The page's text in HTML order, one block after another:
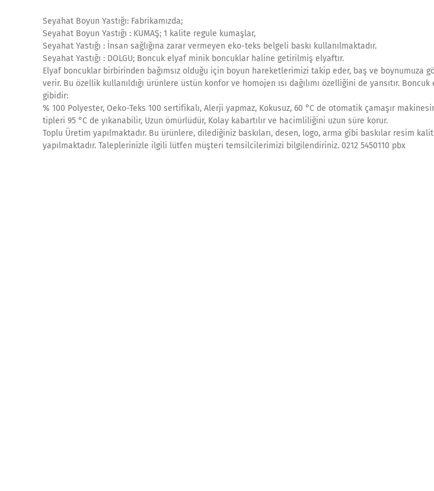
Seyahat Boyun Yastığı: Fabrikamızda;
Seyahat Boyun Yastığı : KUMAŞ; 1 kalite regule kumaşlar,
Seyahat Yastığı : İnsan sağlığına zarar vermeyen eko-teks belgeli baskı kullanılmaktadır.
Seyahat Yastığı : DOLGU; Boncuk elyaf minik boncuklar haline getirilmiş elyaftır.
Elyaf boncuklar birbirinden bağımsız olduğu için boyun hareketlerimizi takip eder, baş ve boynumuza
verir. Bu özellik kullanıldığı ürünlere üstün konfor ve homojen ısı dağılımı özelliğini de yansıtır.
gibidir:
% 100 Polyester, Oeko-Teks 100 sertifikalı, Alerji yapmaz, Kokusuz, 60 °C de otomatik çamaşır
tipleri 95 °C de yıkanabilir, Uzun ömürlüdür, Kolay kabartılır ve hacimliliğini uzun süre korur.
Toplu Üretim yapılmaktadır. Bu ürünlere, dilediğiniz baskıları, desen, logo, arma gibi baskılar resim
yapılmaktadır. Taleplerinizle ilgili lütfen müşteri temsilcilerimizi bilgilendiriniz. 0212 5450110 pbx